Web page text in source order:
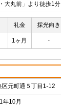
大丸前」より徒歩1分
礼金 採光向き
1ヶ月 -
元町通５丁目1-12
年10月